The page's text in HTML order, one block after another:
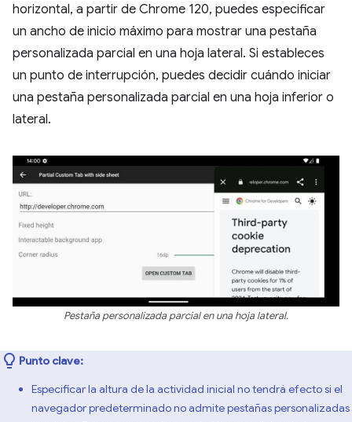
horizontal, a partir de Chrome 120, puedes especificar
un ancho de inicio máximo para mostrar una pestaña
personalizada parcial en una hoja lateral. Si estableces
un punto de interrupción, puedes decidir cuándo iniciar
una pestaña personalizada parcial en una hoja inferior o
lateral.
Pestaña personalizada parcial en una hoja lateral.
Punto clave:
Especificar la altura de la actividad inicial no tendrá efecto si el
navegador predeterminado no admite pestañas personalizadas